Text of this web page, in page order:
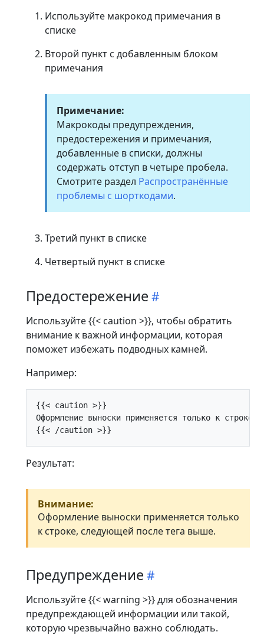
Используйте макрокод примечания в
списке
Второй пункт с добавленным блоком
примечания
Примечание:
Макрокоды предупреждения,
предостережения и примечания,
добавленные в списки, должны
содержать отступ в четыре пробела.
Смотрите раздел Распространённые
проблемы с шорткодами.
Третий пункт в списке
Четвертый пункт в списке
Предостережение
Используйте {{< caution >}}, чтобы обратить
внимание к важной информации, которая
поможет избежать подводных камней.
Например:
{{< caution >}}
Оформление выноски применяется только к
Результат:
Внимание:
Оформление выноски применяется только
к строке, следующей после тега выше.
Предупреждение
Используйте {{< warning >}} для обозначения
предупреждающей информации или такой,
которую чрезвычайно важно соблюдать.